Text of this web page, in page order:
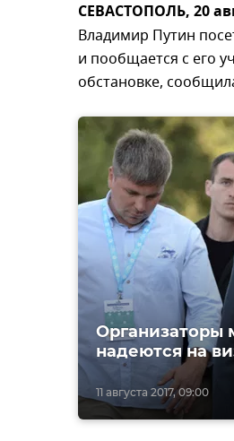
СЕВАСТОПОЛЬ, 20
Владимир Путин
и пообщается с его
обстановке,
11 августа 2017, 09:00
Организаторы
надеются на